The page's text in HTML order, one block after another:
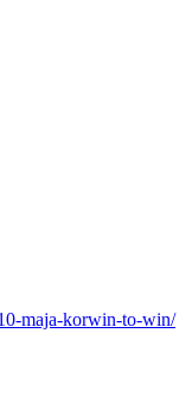
maja-korwin-to-win/